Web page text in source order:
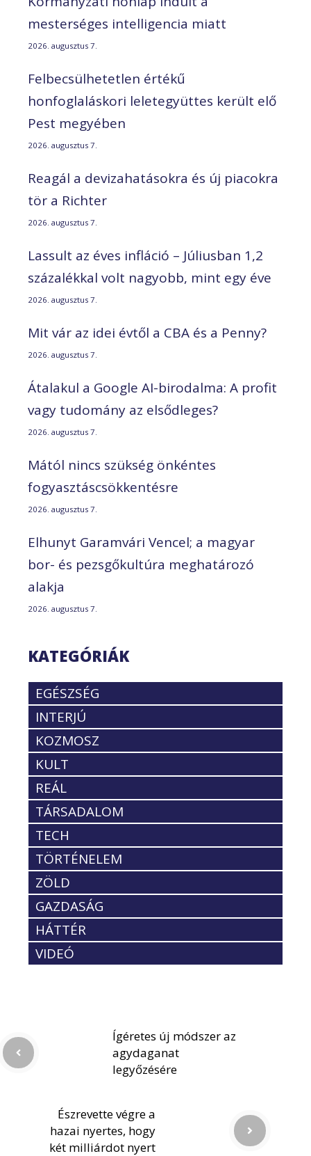
mesterséges intelligencia miatt
2026. augusztus 7.
Felbecsülhetetlen értékű
honfoglaláskori leletegyüttes került elő
Pest megyében
2026. augusztus 7.
Reagál a devizahatásokra és új piacokra
tör a Richter
2026. augusztus 7.
Lassult az éves infláció – Júliusban 1,2
százalékkal volt nagyobb, mint egy éve
2026. augusztus 7.
Mit vár az idei évtől a CBA és a Penny?
2026. augusztus 7.
Átalakul a Google AI-birodalma: A profit
vagy tudomány az elsődleges?
2026. augusztus 7.
Mától nincs szükség önkéntes
fogyasztáscsökkentésre
2026. augusztus 7.
Elhunyt Garamvári Vencel; a magyar
bor- és pezsgőkultúra meghatározó
alakja
2026. augusztus 7.
KATEGÓRIÁK
EGÉSZSÉG
INTERJÚ
KOZMOSZ
KULT
REÁL
TÁRSADALOM
TECH
TÖRTÉNELEM
ZÖLD
GAZDASÁG
HÁTTÉR
VIDEÓ
Ígéretes új módszer az
agydaganat
legyőzésére
Észrevette végre a
hazai nyertes, hogy
két milliárdot nyert